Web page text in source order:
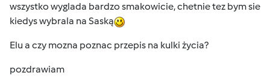
wszystko wyglada bardzo smakowicie, chetnie tez bym sie
kiedys wybrala na Saską
Elu a czy mozna poznac przepis na kulki życia?
pozdrawiam